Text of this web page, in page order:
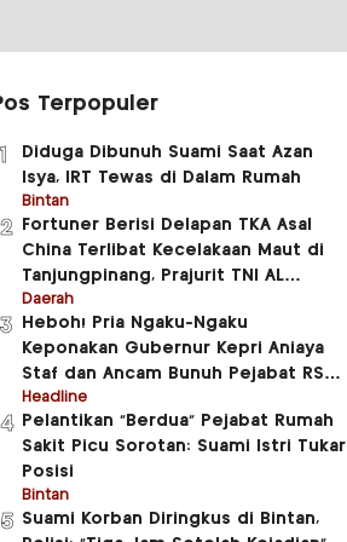
Terpopuler
Diduga Dibunuh Suami Saat Azan
Isya, IRT Tewas di Dalam Rumah
Bintan
Fortuner Berisi Delapan TKA Asal
China Terlibat Kecelakaan Maut di
Tanjungpinang, Prajurit TNI AL
Meninggal Dunia
Daerah
Heboh! Pria Ngaku-Ngaku
Keponakan Gubernur Kepri Aniaya
Staf dan Ancam Bunuh Pejabat RSUD
RAT
Headline
Pelantikan “Berdua” Pejabat Rumah
Sakit Picu Sorotan: Suami Istri Tukar
Posisi
Bintan
Suami Korban Diringkus di Bintan,